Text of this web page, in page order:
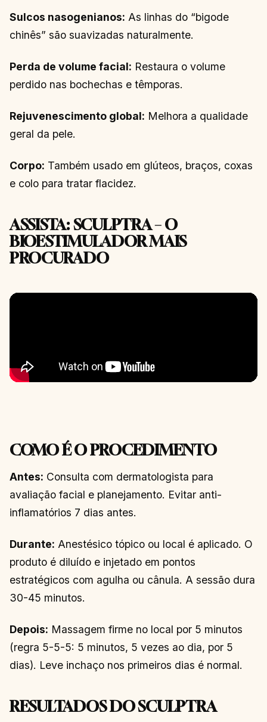
Sulcos nasogenianos: As linhas do “bigode
chinês” são suavizadas naturalmente.
Perda de volume facial: Restaura o volume
perdido nas bochechas e têmporas.
Rejuvenescimento global: Melhora a qualidade
geral da pele.
Corpo: Também usado em glúteos, braços, coxas
e colo para tratar flacidez.
ASSISTA: SCULPTRA – O
BIOESTIMULADOR MAIS
PROCURADO
COMO É O PROCEDIMENTO
Antes: Consulta com dermatologista para
avaliação facial e planejamento. Evitar anti-
inflamatórios 7 dias antes.
Durante: Anestésico tópico ou local é aplicado. O
produto é diluído e injetado em pontos
estratégicos com agulha ou cânula. A sessão dura
30-45 minutos.
Depois: Massagem firme no local por 5 minutos
(regra 5-5-5: 5 minutos, 5 vezes ao dia, por 5
dias). Leve inchaço nos primeiros dias é normal.
RESULTADOS DO SCULPTRA